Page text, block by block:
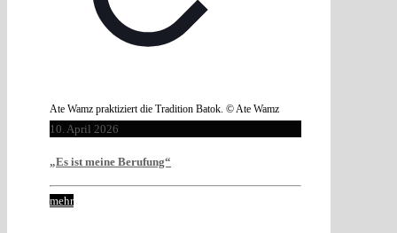
Ate Wamz praktiziert die Tradition Batok. © Ate Wamz
10. April 2026
„Es ist meine Berufung“
mehr